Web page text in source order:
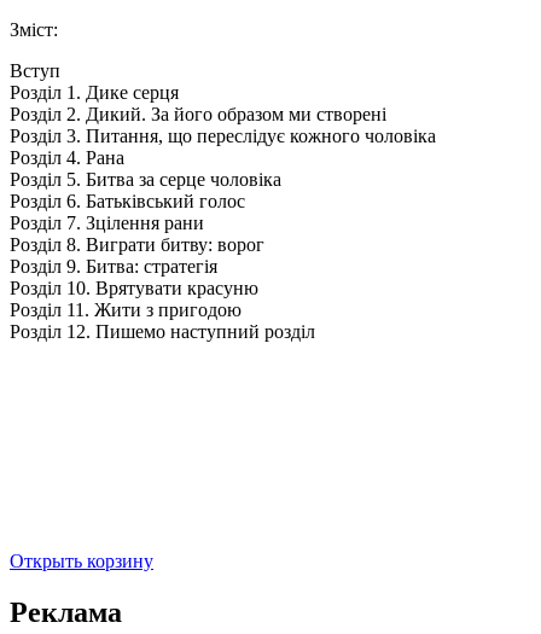
Зміст:
Вступ
Розділ 1. Дике серця
Розділ 2. Дикий. За його образом ми створені
Розділ 3. Питання, що переслідує кожного чоловіка
Розділ 4. Рана
Розділ 5. Битва за серце чоловіка
Розділ 6. Батьківський голос
Розділ 7. Зцілення рани
Розділ 8. Виграти битву: ворог
Розділ 9. Битва: стратегія
Розділ 10. Врятувати красуню
Розділ 11. Жити з пригодою
Розділ 12. Пишемо наступний розділ
Открыть корзину
Реклама